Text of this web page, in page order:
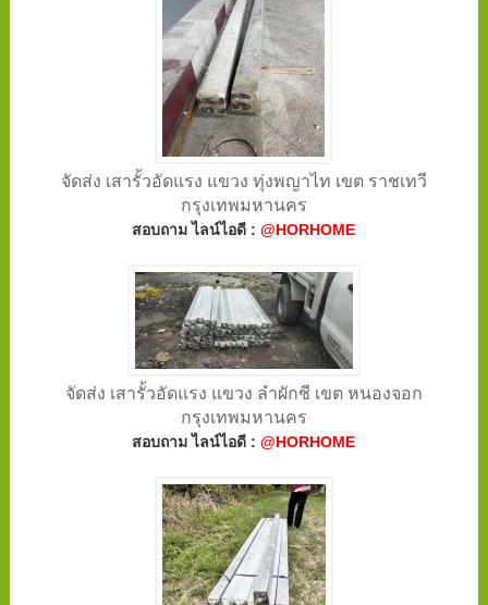
จัดส่ง เสารั้วอัดแรง แขวง ทุ่งพญาไท เขต ราชเทวี
กรุงเทพมหานคร
สอบถาม ไลน์ไอดี :@HORHOME
จัดส่ง เสารั้วอัดแรง แขวง ลำผักชี เขต หนองจอก
กรุงเทพมหานคร
สอบถาม ไลน์ไอดี :@HORHOME